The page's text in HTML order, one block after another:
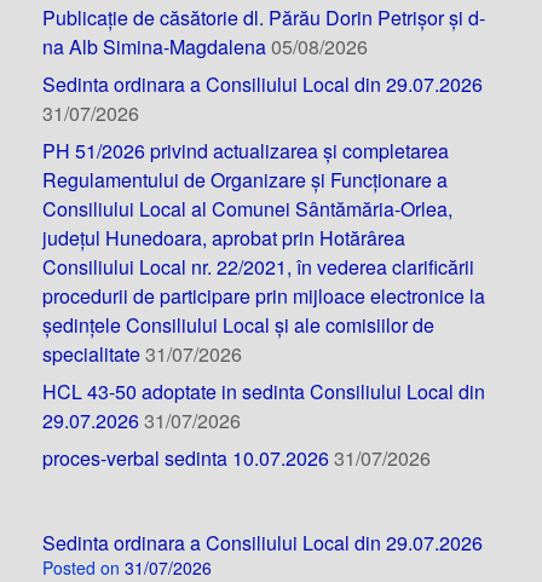
Publicație de căsătorie dl. Părău Dorin Petrișor și d-
na Alb Simina-Magdalena05/08/2026
Sedinta ordinara a Consiliului Local din 29.07.2026
31/07/2026
PH 51/2026 privind actualizarea și completarea
Regulamentului de Organizare și Funcționare a
Consiliului Local al Comunei Sântămăria-Orlea,
județul Hunedoara, aprobat prin Hotărârea
Consiliului Local nr. 22/2021, în vederea clarificării
procedurii de participare prin mijloace electronice la
ședințele Consiliului Local și ale comisiilor de
specialitate31/07/2026
HCL 43-50 adoptate in sedinta Consiliului Local din
29.07.202631/07/2026
proces-verbal sedinta 10.07.202631/07/2026
Sedinta ordinara a Consiliului Local din 29.07.2026
Posted on 31/07/2026